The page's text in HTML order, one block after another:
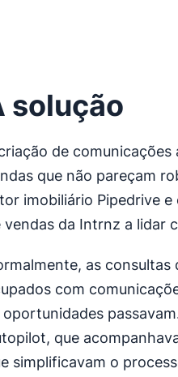
solução
de
que não pareçam
imobiliário Pipedrive
vendas da Intrnz a lidar
as
com
oportunidades
que
simplificavam o